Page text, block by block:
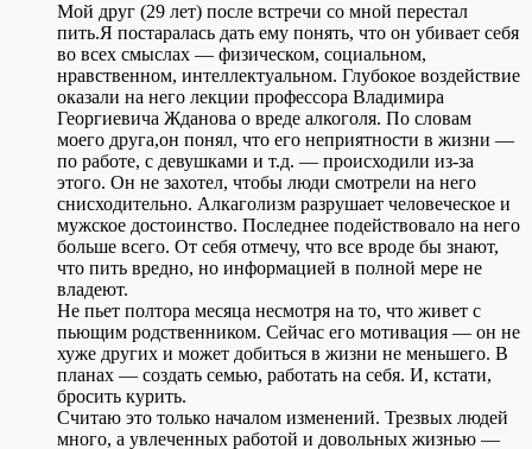
Мой друг (29 лет) после встречи со мной перестал
пить.Я постаралась дать ему понять, что он убивает себя
во всех смыслах — физическом, социальном,
нравственном, интеллектуальном. Глубокое воздействие
оказали на него лекции профессора Владимира
Георгиевича Жданова о вреде алкоголя. По словам
моего друга,он понял, что его неприятности в жизни —
по работе, с девушками и т.д. — происходили из-за
этого. Он не захотел, чтобы люди смотрели на него
снисходительно. Алкаголизм разрушает человеческое и
мужское достоинство. Последнее подействовало на него
больше всего. От себя отмечу, что все вроде бы знают,
что пить вредно, но информацией в полной мере не
владеют.
Не пьет полтора месяца несмотря на то, что живет с
пьющим родственником. Сейчас его мотивация — он не
хуже других и может добиться в жизни не меньшего. В
планах — создать семью, работать на себя. И, кстати,
бросить курить.
Считаю это только началом изменений. Трезвых людей
много, а увлеченных работой и довольных жизнью —